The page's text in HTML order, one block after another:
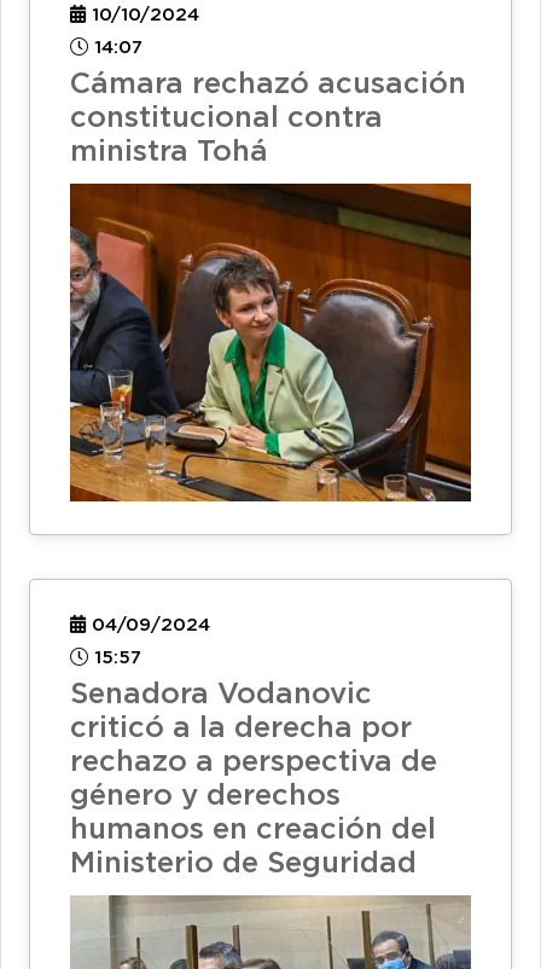
10/10/2024
14:07
Cámara rechazó acusación
constitucional contra
ministra Tohá
04/09/2024
15:57
Senadora Vodanovic
criticó a la derecha por
rechazo a perspectiva de
género y derechos
humanos en creación del
Ministerio de Seguridad